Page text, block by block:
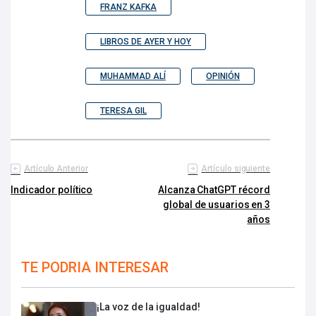
FRANZ KAFKA
LIBROS DE AYER Y HOY
MUHAMMAD ALÍ OPINIÓN
TERESA GIL
Artículo Anterior
Indicador político
Artículo siguiente
Alcanza ChatGPT récord
global de usuarios en 3
años
TE PODRIA INTERESAR
¡La voz de la igualdad!